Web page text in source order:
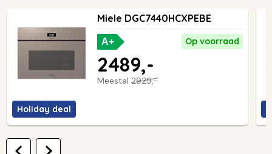
Holiday deal
Miele DGC7440HCXPEBE
A+ Op voorraad
Meestal 2929,-
2489,-